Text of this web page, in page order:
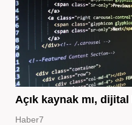
Açık kaynak mı, dijital
Haber7